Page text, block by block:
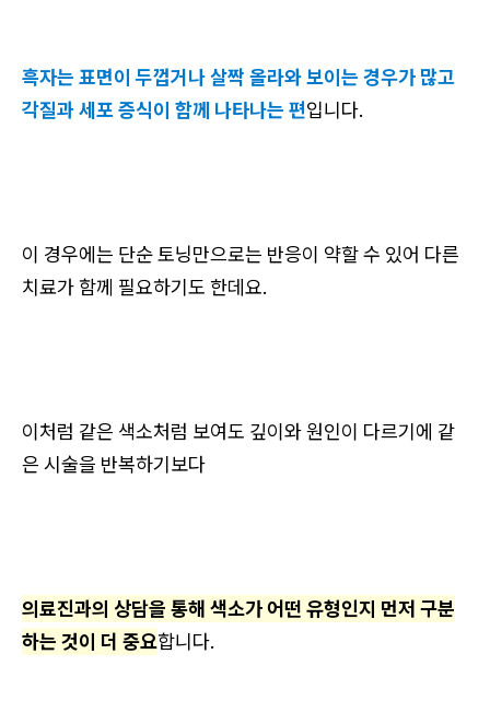
흑자는 표면이 두껍거나 살짝 올라와 보이는 경우가 많고
각질과 세포 증식이 함께 나타나는 편입니다.
이 경우에는 단순 토닝만으로는 반응이 약할 수 있어 다른
치료가 함께 필요하기도 한데요.
이처럼 같은 색소처럼 보여도 깊이와 원인이 다르기에 같
은 시술을 반복하기보다
의료진과의 상담을 통해 색소가 어떤 유형인지 먼저 구분
하는 것이 더 중요합니다.